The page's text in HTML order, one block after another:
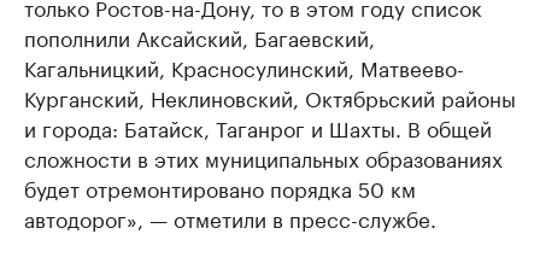
пополнили Аксайский, Багаевский,
Кагальницкий, Красносулинский, Матвеево-
Курганский, Неклиновский, Октябрьский районы
и города: Батайск, Таганрог и Шахты. В общей
сложности в этих муниципальных образованиях
будет отремонтировано порядка 50 км
автодорог», — отметили в пресс-службе.